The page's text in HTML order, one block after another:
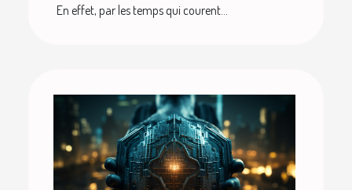
En effet, par les temps qui courent...